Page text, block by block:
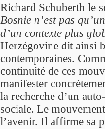
Richard Schuberth le
Bosnie n’est pas
d’un contexte plus
Herzégovine dit ainsi
contemporaines.
continuité de ces
manifester
la recherche d’un
sociale. Le
l’avenir. Il affirme sa